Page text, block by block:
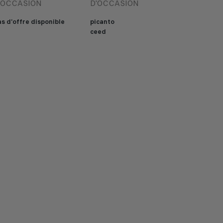
d'offre disponible
D'OCCASION
picanto
ceed